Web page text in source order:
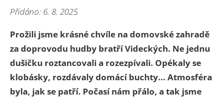
Přidáno: 6. 8. 2025
Prožili jsme krásné chvíle na domovské zahradě
za doprovodu hudby bratří Videckých. Ne jednu
dušičku roztancovali a rozezpívali. Opékaly se
klobásky, rozdávaly domácí buchty... Atmosféra
byla, jak se patří. Počasí nám přálo, a tak jsme